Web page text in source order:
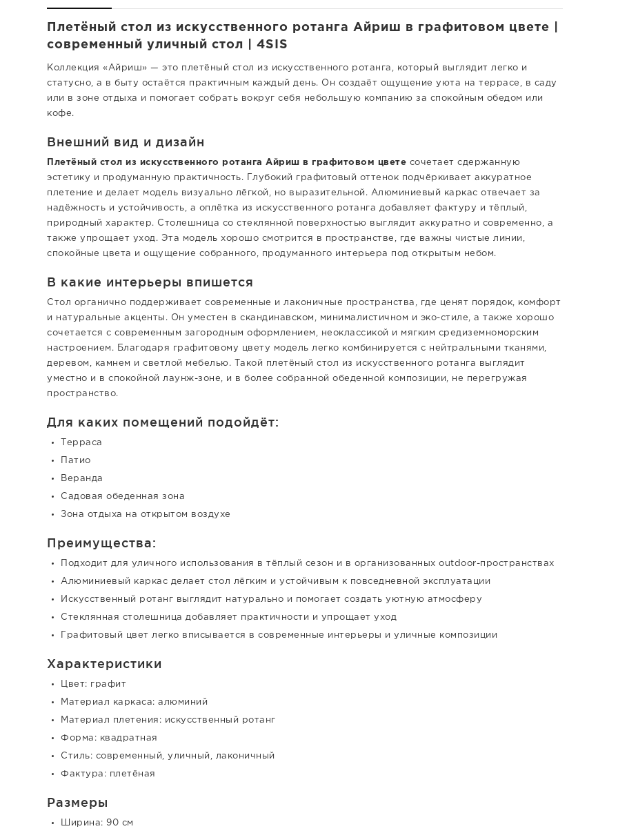
Плетёный стол из искусственного ротанга Айриш в графитовом цвете |
современный уличный стол | 4SIS
Коллекция «Айриш» — это плетёный стол из искусственного ротанга, который выглядит легко и
статусно, а в быту остаётся практичным каждый день. Он создаёт ощущение уюта на террасе, в саду
или в зоне отдыха и помогает собрать вокруг себя небольшую компанию за спокойным обедом или
кофе.
Внешний вид и дизайн
Плетёный стол из искусственного ротанга Айриш в графитовом цвете сочетает сдержанную
эстетику и продуманную практичность. Глубокий графитовый оттенок подчёркивает аккуратное
плетение и делает модель визуально лёгкой, но выразительной. Алюминиевый каркас отвечает за
надёжность и устойчивость, а оплётка из искусственного ротанга добавляет фактуру и тёплый,
природный характер. Столешница со стеклянной поверхностью выглядит аккуратно и современно, а
также упрощает уход. Эта модель хорошо смотрится в пространстве, где важны чистые линии,
спокойные цвета и ощущение собранного, продуманного интерьера под открытым небом.
В какие интерьеры впишется
Стол органично поддерживает современные и лаконичные пространства, где ценят порядок, комфорт
и натуральные акценты. Он уместен в скандинавском, минималистичном и эко-стиле, а также хорошо
сочетается с современным загородным оформлением, неоклассикой и мягким средиземноморским
настроением. Благодаря графитовому цвету модель легко комбинируется с нейтральными тканями,
деревом, камнем и светлой мебелью. Такой плетёный стол из искусственного ротанга выглядит
уместно и в спокойной лаунж-зоне, и в более собранной обеденной композиции, не перегружая
пространство.
Для каких помещений подойдёт:
Терраса
Патио
Веранда
Садовая обеденная зона
Зона отдыха на открытом воздухе
Преимущества:
Подходит для уличного использования в тёплый сезон и в организованных outdoor-пространствах
Алюминиевый каркас делает стол лёгким и устойчивым к повседневной эксплуатации
Искусственный ротанг выглядит натурально и помогает создать уютную атмосферу
Стеклянная столешница добавляет практичности и упрощает уход
Графитовый цвет легко вписывается в современные интерьеры и уличные композиции
Характеристики
Цвет: графит
Материал каркаса: алюминий
Материал плетения: искусственный ротанг
Форма: квадратная
Стиль: современный, уличный, лаконичный
Фактура: плетёная
Размеры
Ширина: 90 см